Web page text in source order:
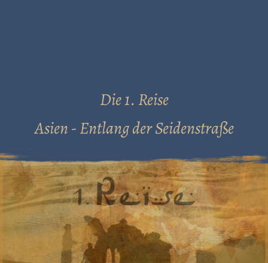
Die 1. Reise
Asien - Entlang der Seidenstraße